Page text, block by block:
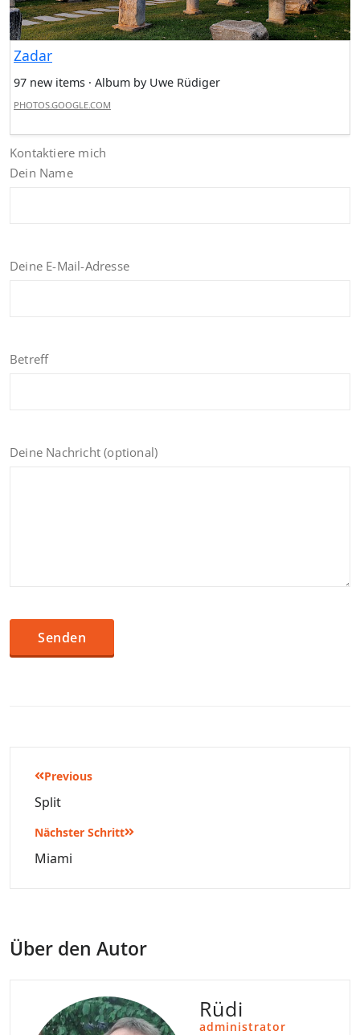
Zadar
97 new items · Album by Uwe Rüdiger
PHOTOS.GOOGLE.COM
Kontaktiere mich
Dein Name
Deine E-Mail-Adresse
Betreff
Deine Nachricht (optional)
Beitragsnavigation
Previous
Split
Nächster Schritt
Miami
Über den Autor
Rüdi
administrator